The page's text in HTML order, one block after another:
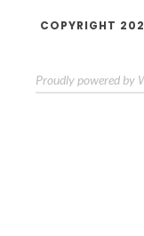
COPYRIGHT
Proudly powered by